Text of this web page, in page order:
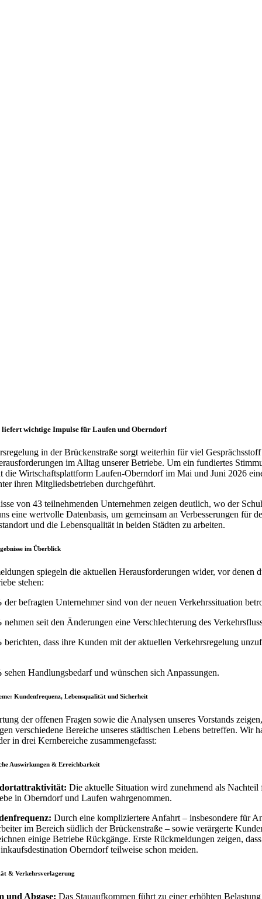
liefert wichtige Impulse für Laufen und Oberndorf
in der Brückenstraße sorgt weiterhin für viel
im Alltag unserer Betriebe. Um ein fundiertes
die Wirtschaftsplattform Laufen-Oberndorf im Mai und Juni 2026
ihren Mitgliedsbetrieben durchgeführt.
von 43 teilnehmenden Unternehmen zeigen deutlich, wo der
eine wertvolle Datenbasis, um gemeinsam an Verbesserungen für
und die Lebensqualität in beiden Städten zu arbeiten.
im Überblick
spiegeln die aktuellen Herausforderungen wider, vor denen
stehen:
der befragten Unternehmer sind von der neuen Verkehrssituation
nehmen seit den Änderungen eine Verschlechterung des
berichten, dass ihre Kunden mit der aktuellen Verkehrsregelung
sehen Handlungsbedarf und wünschen sich Anpassungen.
Kundenfrequenz, Lebensqualität und Sicherheit
der offenen Fragen sowie die Analysen unseres Vorstands
verschiedene Bereiche unseres städtischen Lebens betreffen. Wir
in drei Kernbereiche zusammengefasst:
Auswirkungen & Erreichbarkeit
Die aktuelle Situation wird zunehmend als Nachteil
in Oberndorf und Laufen wahrgenommen.
Durch eine kompliziertere Anfahrt – insbesondere für
im Bereich südlich der Brückenstraße – sowie verärgerte
einige Betriebe Rückgänge. Erste Rückmeldungen zeigen,
Oberndorf teilweise schon meiden.
& Verkehrsverlagerung
und Abgase: Das Stauaufkommen führt zu einer erhöhten